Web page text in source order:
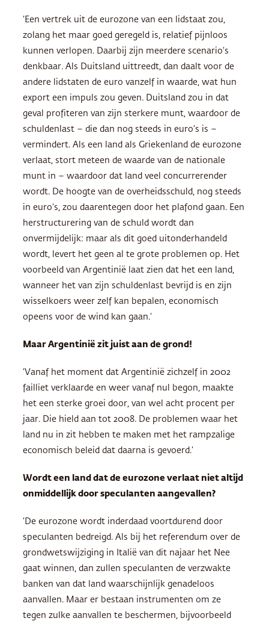
‘Een vertrek uit de eurozone van een lidstaat zou,
zolang het maar goed geregeld is, relatief pijnloos
kunnen verlopen. Daarbij zijn meerdere scenario’s
denkbaar. Als Duitsland uittreedt, dan daalt voor de
andere lidstaten de euro vanzelf in waarde, wat hun
export een impuls zou geven. Duitsland zou in dat
geval profiteren van zijn sterkere munt, waardoor de
schuldenlast – die dan nog steeds in euro’s is –
vermindert. Als een land als Griekenland de eurozone
verlaat, stort meteen de waarde van de nationale
munt in – waardoor dat land veel concurrerender
wordt. De hoogte van de overheidsschuld, nog steeds
in euro’s, zou daarentegen door het plafond gaan. Een
herstructurering van de schuld wordt dan
onvermijdelijk: maar als dit goed uitonderhandeld
wordt, levert het geen al te grote problemen op. Het
voorbeeld van Argentinië laat zien dat het een land,
wanneer het van zijn schuldenlast bevrijd is en zijn
wisselkoers weer zelf kan bepalen, economisch
opeens voor de wind kan gaan.’
Maar Argentinië zit juist aan de grond!
‘Vanaf het moment dat Argentinië zichzelf in 2002
failliet verklaarde en weer vanaf nul begon, maakte
het een sterke groei door, van wel acht procent per
jaar. Die hield aan tot 2008. De problemen waar het
land nu in zit hebben te maken met het rampzalige
economisch beleid dat daarna is gevoerd.’
Wordt een land dat de eurozone verlaat niet altijd
onmiddellijk door speculanten aangevallen?
‘De eurozone wordt inderdaad voortdurend door
speculanten bedreigd. Als bij het referendum over de
grondwetswijziging in Italië van dit najaar het Nee
gaat winnen, dan zullen speculanten de verzwakte
banken van dat land waarschijnlijk genadeloos
aanvallen. Maar er bestaan instrumenten om ze
tegen zulke aanvallen te beschermen, bijvoorbeeld